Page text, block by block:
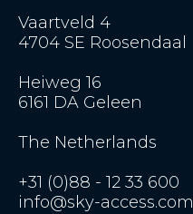
Vaartveld 4
4704 SE Roosendaal
Heiweg 16
6161 DA Geleen
The Netherlands
+31 (0)88 - 12 33 600
info@sky-access.com